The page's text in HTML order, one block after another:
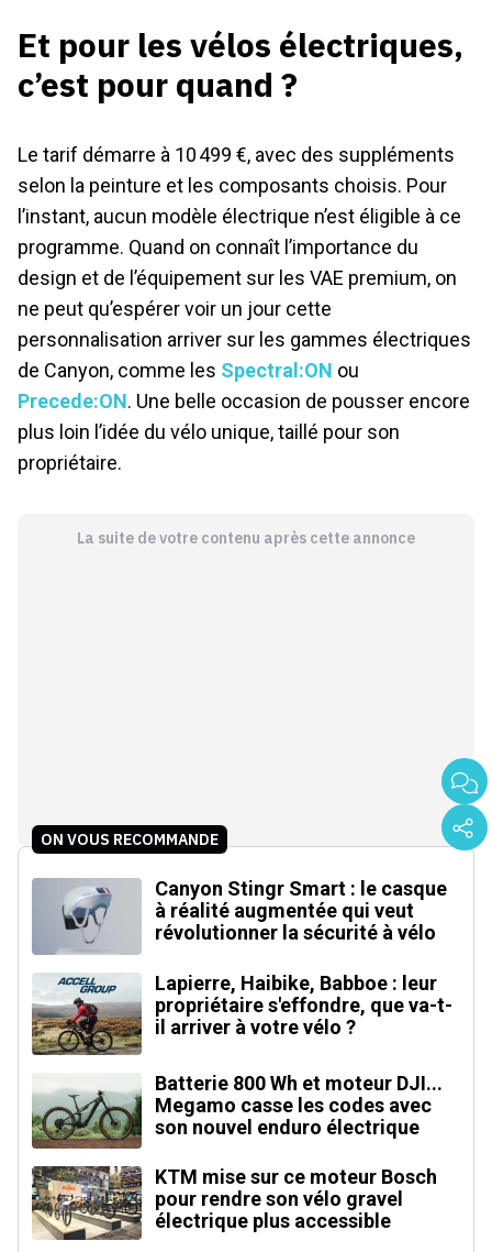
Et pour les vélos électriques,
c’est pour quand ?
Le tarif démarre à 10 499 €, avec des suppléments
selon la peinture et les composants choisis. Pour
l’instant, aucun modèle électrique n’est éligible à ce
programme. Quand on connaît l’importance du
design et de l’équipement sur les VAE premium, on
ne peut qu’espérer voir un jour cette
personnalisation arriver sur les gammes électriques
de Canyon, comme les Spectral:ON ou
Precede:ON. Une belle occasion de pousser encore
plus loin l’idée du vélo unique, taillé pour son
propriétaire.
La suite de votre contenu après cette annonce
ON VOUS RECOMMANDE
Canyon Stingr Smart : le casque
à réalité augmentée qui veut
révolutionner la sécurité à vélo
Lapierre, Haibike, Babboe : leur
propriétaire s'effondre, que va-t-
il arriver à votre vélo ?
Batterie 800 Wh et moteur DJI...
Megamo casse les codes avec
son nouvel enduro électrique
KTM mise sur ce moteur Bosch
pour rendre son vélo gravel
électrique plus accessible